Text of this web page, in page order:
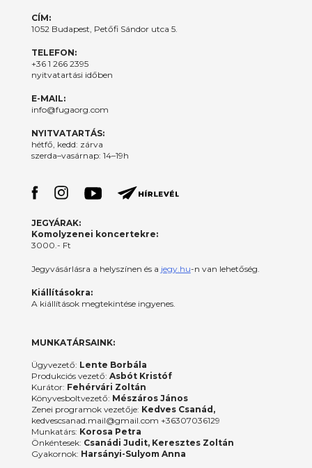
CÍM:
1052 Budapest, Petőfi Sándor utca 5.
TELEFON:
+36 1 266 2395
nyitvatartási időben
E-MAIL:
info@fugaorg.com
NYITVATARTÁS:
hétfő, kedd: zárva
szerda–vasárnap: 14–19h
JEGYÁRAK:
Komolyzenei koncertekre:
3000.- Ft
Jegyvásárlásra a helyszínen és a jegy.hu-n van lehetőség.
Kiállításokra:
A kiállítások megtekintése ingyenes.
MUNKATÁRSAINK:
Ügyvezető: Lente Borbála
Produkciós vezető: Asbót Kristóf
Kurátor: Fehérvári Zoltán
Könyvesboltvezető: Mészáros János
Zenei programok vezetője: Kedves Csanád,
kedvescsanad.mail@gmail.com +36307036129
Munkatárs: Korosa Petra
Önkéntesek: Csanádi Judit, Keresztes Zoltán
Gyakornok: Harsányi-Sulyom Anna